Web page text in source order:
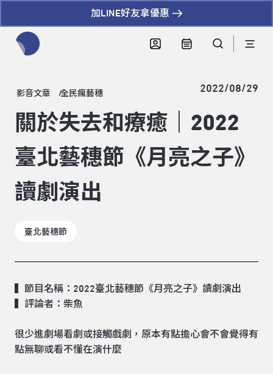
加LINE好友拿優惠
影音文章 全民瘋藝穗 2022/08/29
關於失去和療癒｜2022
臺北藝穗節《月亮之子》
讀劇演出
臺北藝穗節
▍節目名稱：2022臺北藝穗節《月亮之子》讀劇演出
▍評論者：柴魚
很少進劇場看劇或接觸戲劇，原本有點擔心會不會覺得有
點無聊或看不懂在演什麼